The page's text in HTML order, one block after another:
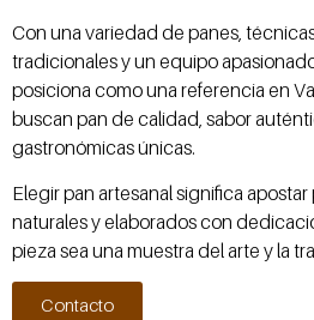
Con una variedad de panes,
tradicionales y un equipo
posiciona como una referencia en
buscan pan de calidad, sabor
gastronómicas únicas.
Elegir pan artesanal significa
naturales y elaborados con
pieza sea una muestra del arte y la
Contacto